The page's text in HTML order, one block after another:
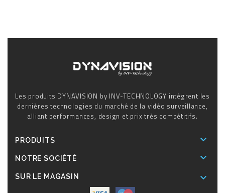
Les produits DYNAVISION by INV-TECHNOLOGY intègrent les
dernières technologies du marché de la vidéo surveillance,
alliant performances, design et prix très compétitifs.
PRODUITS 
NOTRE SOCIÉTÉ 
SUR LE MAGASIN 